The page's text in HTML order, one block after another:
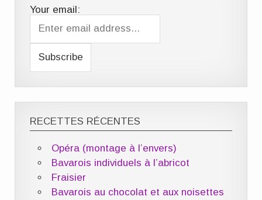
Your email:
RECETTES RÉCENTES
Opéra (montage à l’envers)
Bavarois individuels à l’abricot
Fraisier
Bavarois au chocolat et aux noisettes